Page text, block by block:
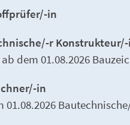
in
r
dem 01.08.2026
in
01.08.2026